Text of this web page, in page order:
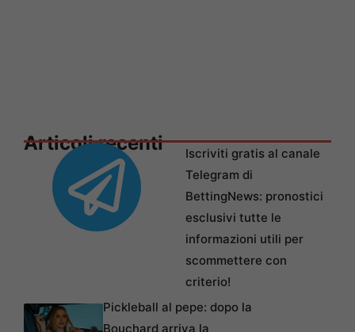
Articoli recenti
Iscriviti gratis al canale
Telegram di
BettingNews: pronostici
esclusivi tutte le
informazioni utili per
scommettere con
criterio!
Pickleball al pepe: dopo la
Bouchard arriva la